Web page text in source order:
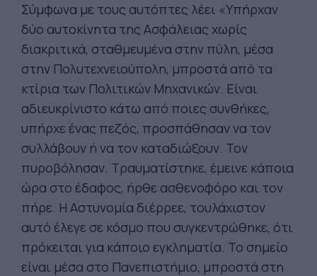
Σύμφωνα με τους αυτόπτες λέει «Υπήρχαν
δύο αυτοκίνητα της Ασφάλειας χωρίς
διακριτικά, σταθμευμένα στην πύλη, μέσα
στην Πολυτεχνειούπολη, μπροστά από τα
κτίρια των Πολιτικών Μηχανικών. Είναι
αδιευκρίνιστο κάτω από ποιες συνθήκες,
υπήρχε ένας πεζός, προσπάθησαν να τον
συλλάβουν ή να τον καταδιώξουν. Τον
πυροβόλησαν. Τραυματίστηκε, έμεινε κάποια
ώρα στο έδαφος, ήρθε ασθενοφόρο και τον
πήρε. Η Αστυνομία διέρρεε, τουλάχιστον
αυτό έλεγε σε κόσμο που συγκεντρώθηκε, ότι
πρόκειται για κάποιο εγκληματία. Το σημείο
είναι μέσα στο Πανεπιστήμιο, μπροστά στη